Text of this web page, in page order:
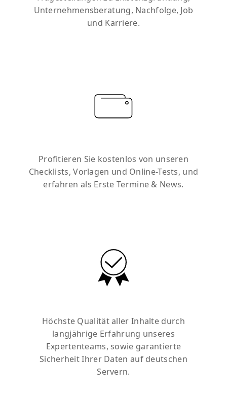
Unternehmensberatung, Nachfolge, Job
und Karriere.
Profitieren Sie kostenlos von unseren
Checklists, Vorlagen und Online-Tests, und
erfahren als Erste Termine & News.
Höchste Qualität aller Inhalte durch
langjährige Erfahrung unseres
Expertenteams, sowie garantierte
Sicherheit Ihrer Daten auf deutschen
Servern.